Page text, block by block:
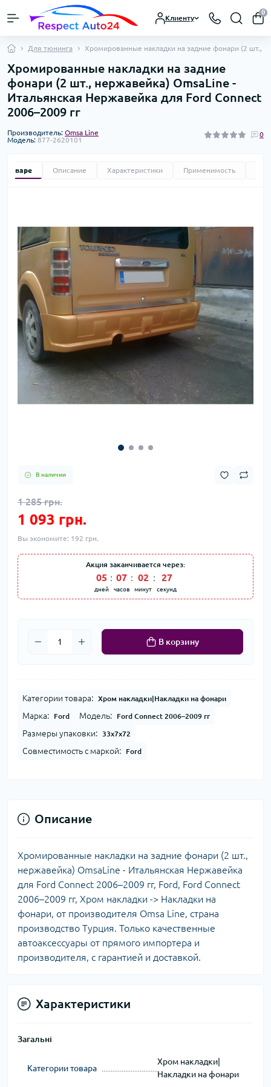
Клиенту
0
Для тюнинга Хромированные накладки на задние фонари (2 шт.,
Хромированные накладки на задние
фонари (2 шт., нержавейка) OmsaLine -
Итальянская Нержавейка для Ford Connect
2006–2009 гг
Производитель: Omsa Line
Модель: 877-2620101
0
товаре Описание Характеристики Применимость
В наличии
1 285 грн.
1 093 грн.
Вы экономите: 192 грн.
Акция заканчивается через:
05
дней
: 07
часов
: 02
минут
: 27
секунд
В корзину
Категории товара: Хром накладки|Накладки на фонари
Марка: Ford Модель: Ford Connect 2006–2009 гг
Размеры упаковки: 33x7x72
Совместимость с маркой: Ford
Описание
Хромированные накладки на задние фонари (2 шт.,
нержавейка) OmsaLine - Итальянская Нержавейка
для Ford Connect 2006–2009 гг, Ford, Ford Connect
2006–2009 гг, Хром накладки -> Накладки на
фонари, от производителя Omsa Line, страна
производство Турция. Только качественные
автоаксессуары от прямого импортера и
производителя, с гарантией и доставкой.
Характеристики
Загальні
Категории товара
Хром накладки|
Накладки на фонари